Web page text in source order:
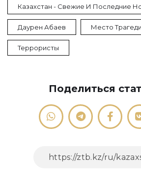
Казахстан - Свежие И Последние
Даурен Абаев Место
Террористы
Поделиться